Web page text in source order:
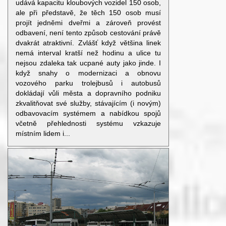
udává kapacitu kloubových vozidel 150 osob,
ale při představě, že těch 150 osob musí
projít jedněmi dveřmi a zároveň provést
odbavení, není tento způsob cestování právě
dvakrát atraktivní. Zvlášť když většina linek
nemá interval kratší než hodinu a ulice tu
nejsou zdaleka tak ucpané auty jako jinde. I
když snahy o modernizaci a obnovu
vozového parku trolejbusů i autobusů
dokládají vůli města a dopravního podniku
zkvalitňovat své služby, stávajícím (i novým)
odbavovacím systémem a nabídkou spojů
včetně přehlednosti systému vzkazuje
místním lidem i...